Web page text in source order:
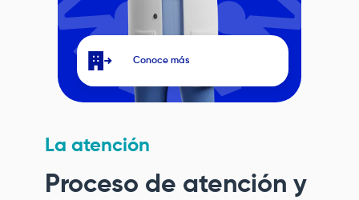
Conoce más
La atención
Proceso de atención y